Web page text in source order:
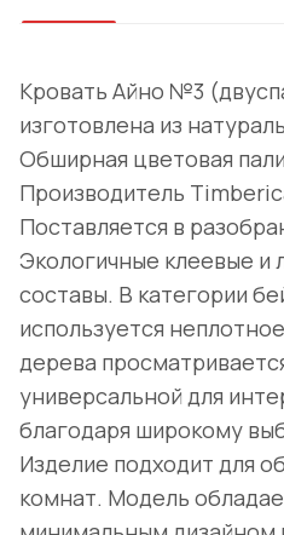
Кровать Айно №3
изготовлена из
Обширная цветовая
Производитель
Поставляется в
Экологичные клеевые и
составы. В категории
используется
дерева
универсальной для
благодаря широкому
Изделие подходит для
комнат. Модель